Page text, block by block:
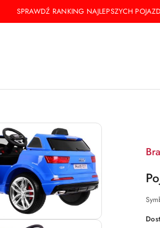
SPRAWDŹ RANKING NAJLEPSZYCH